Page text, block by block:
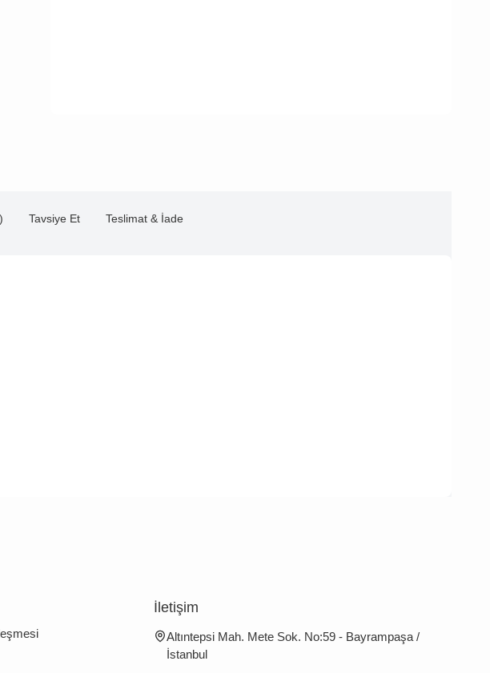
Tavsiye Et Teslimat & İade
İletişim
Altıntepsi Mah. Mete Sok. No:59 - Bayrampaşa /
İstanbul